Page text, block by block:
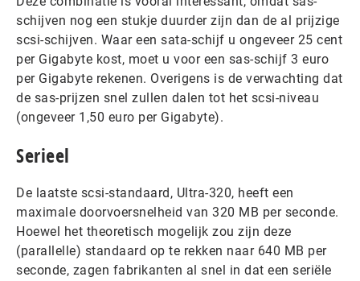
schijven nog een stukje duurder zijn dan de al prijzige
scsi-schijven. Waar een sata-schijf u ongeveer 25 cent
per Gigabyte kost, moet u voor een sas-schijf 3 euro
per Gigabyte rekenen. Overigens is de verwachting dat
de sas-prijzen snel zullen dalen tot het scsi-niveau
(ongeveer 1,50 euro per Gigabyte).
Serieel
De laatste scsi-standaard, Ultra-320, heeft een
maximale doorvoersnelheid van 320 MB per seconde.
Hoewel het theoretisch mogelijk zou zijn deze
(parallelle) standaard op te rekken naar 640 MB per
seconde, zagen fabrikanten al snel in dat een seriële